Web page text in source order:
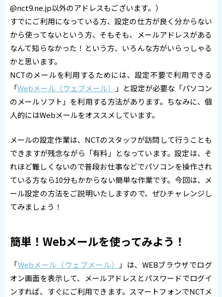
@nct9.ne.jp以外のアドレスもございます。）
すでにご利用になっている方、設定の仕方が良く分からない
から使ってないという方、そもそも、メールアドレスがある
なんて知らなかった！という方、いろんな方がいらっしゃる
かと思います。
NCTのメールを利用するためには、設定不要で利用できる
「Webメール（ウェブメール）
」と設定が必要な「パソコン
のメールソフト」を利用する方法があります。ちなみに、個
人的にはWebメールをオススメしています。
メールの設定作業は、NCTのスタッフが訪問して行うことも
できますが残念ながら「有料」となっています。設定は、そ
れほど難しくないので普段お仕事などでパソコンを操作され
ている方なら10分もかからない簡単な作業です。今回は、メ
ール設定の方法をご説明いたしますので、ぜひチャレンジし
てみましょう！
簡単！Webメールを使ってみよう！
「Webメール（ウェブメール）
」は、WEBブラウザでログ
オン画面を表示して、メールアドレスとパスワードでログイ
ンすれば、すぐにご利用できます。スマートフォンでNCTメ